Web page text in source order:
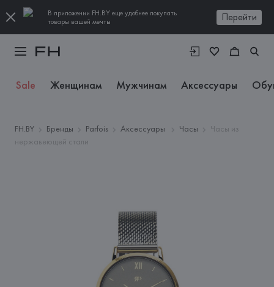
В приложении FH.BY еще удобнее покупать
товары вашей мечты
Перейти
Sale Женщинам Мужчинам Аксессуары
FH.BY Бренды Parfois Аксессуары Часы
Часы из
нержавеющей стали